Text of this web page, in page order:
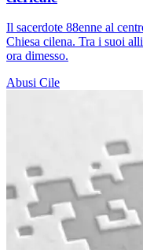
Il sacerdote 88enne al
Chiesa cilena. Tra i suoi
ora dimesso.
Abusi Cile